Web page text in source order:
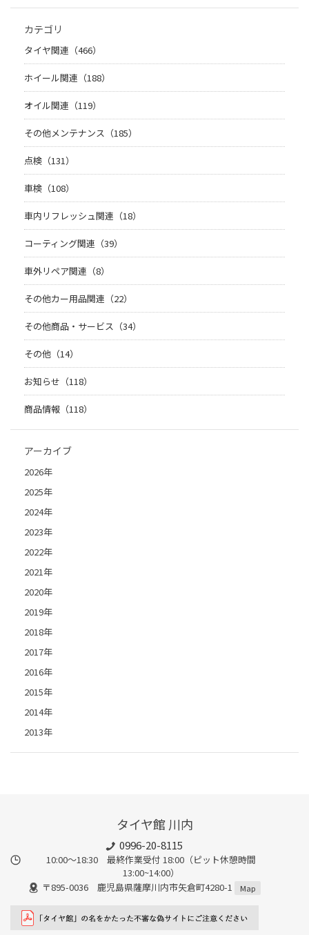
カテゴリ
タイヤ関連（466）
ホイール関連（188）
オイル関連（119）
その他メンテナンス（185）
点検（131）
車検（108）
車内リフレッシュ関連（18）
コーティング関連（39）
車外リペア関連（8）
その他カー用品関連（22）
その他商品・サービス（34）
その他（14）
お知らせ（118）
商品情報（118）
アーカイブ
2026年
2025年
2024年
2023年
2022年
2021年
2020年
2019年
2018年
2017年
2016年
2015年
2014年
2013年
タイヤ館 川内
0996-20-8115
10:00～18:30 最終作業受付 18:00（ピット休憩時間
13:00~14:00）
〒895-0036 鹿児島県薩摩川内市矢倉町4280-1
Map